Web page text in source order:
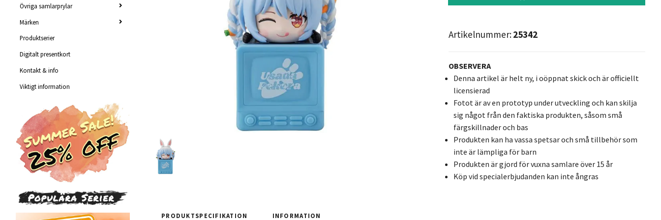
Övriga samlarprylar
Märken
Produktserier
Digitalt presentkort
Kontakt & info
Viktigt information
Artikelnummer:25342
OBSERVERA
Denna artikel är helt ny, i oöppnat skick och är officiellt
licensierad
Fotot är av en prototyp under utveckling och kan skilja
sig något från den faktiska produkten, såsom små
färgskillnader och bas
Produkten kan ha vassa spetsar och små tillbehör som
inte är lämpliga för barn
Produkten är gjord för vuxna samlare över 15 år
Köp vid specialerbjudanden kan inte ångras
PRODUKTSPECIFIKATION INFORMATION